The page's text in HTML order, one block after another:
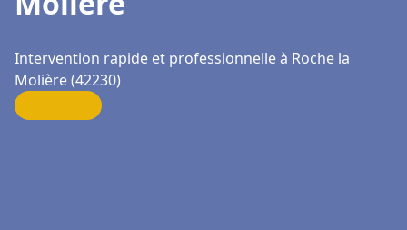
Intervention rapide et professionnelle à Roche la
Molière (42230)